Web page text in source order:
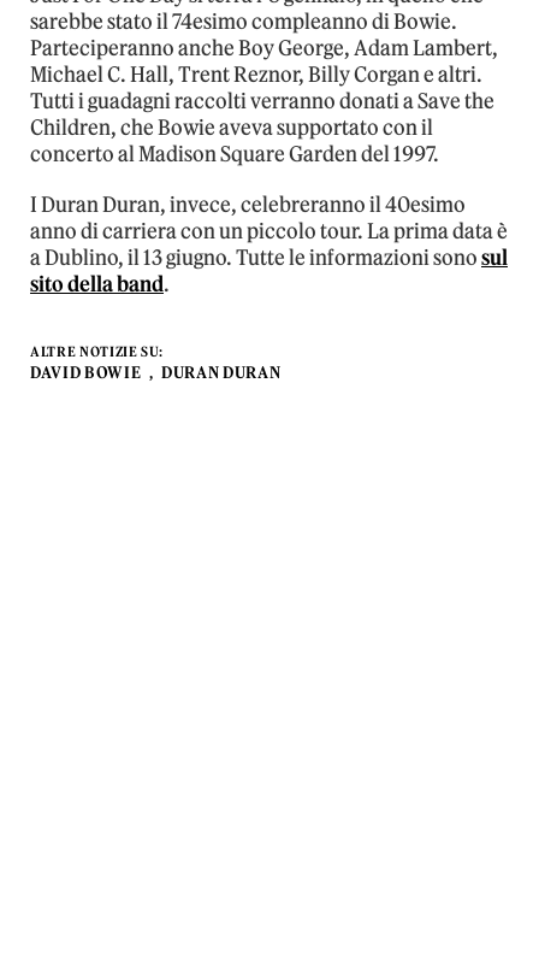
sarebbe stato il 74esimo compleanno di Bowie.
Parteciperanno anche Boy George, Adam Lambert,
Michael C. Hall, Trent Reznor, Billy Corgan e altri.
Tutti i guadagni raccolti verranno donati a Save the
Children, che Bowie aveva supportato con il
concerto al Madison Square Garden del 1997.
I Duran Duran, invece, celebreranno il 40esimo
anno di carriera con un piccolo tour. La prima data è
a Dublino, il 13 giugno. Tutte le informazioni sonosul
sito della band.
ALTRE NOTIZIE SU:
DAVID BOWIE DURAN DURAN